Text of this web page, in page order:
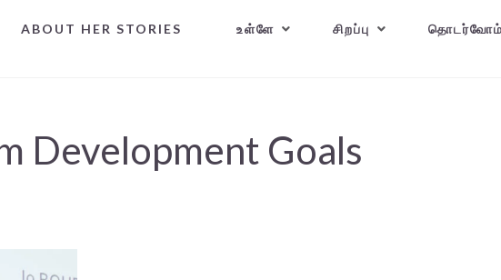
ABOUT HER STORIES உள்ளே சிறப்பு தொடர்வோம்
Development Goals